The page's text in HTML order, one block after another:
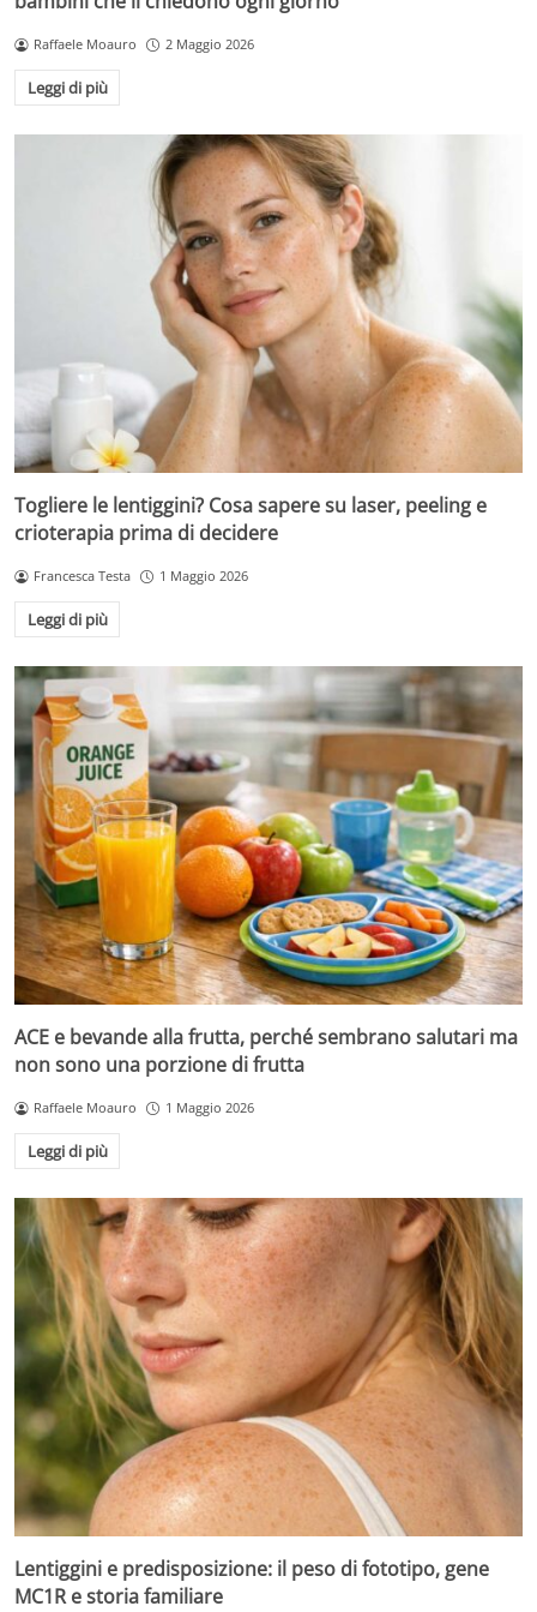
Raffaele Moauro 2 Maggio 2026
Leggi di più
Togliere le lentiggini? Cosa sapere su laser, peeling e
crioterapia prima di decidere
Francesca Testa 1 Maggio 2026
Leggi di più
ACE e bevande alla frutta, perché sembrano salutari ma
non sono una porzione di frutta
Raffaele Moauro 1 Maggio 2026
Leggi di più
Lentiggini e predisposizione: il peso di fototipo, gene
MC1R e storia familiare